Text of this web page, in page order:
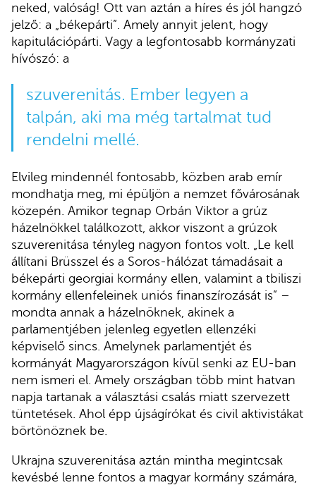
neked, valóság! Ott van aztán a híres és jól hangzó
jelző: a „békepárti”. Amely annyit jelent, hogy
kapitulációpárti. Vagy a legfontosabb kormányzati
hívószó: a
szuverenitás. Ember legyen a
talpán, aki ma még tartalmat tud
rendelni mellé.
Elvileg mindennél fontosabb, közben arab emír
mondhatja meg, mi épüljön a nemzet fővárosának
közepén. Amikor tegnap Orbán Viktor a grúz
házelnökkel találkozott, akkor viszont a grúzok
szuverenitása tényleg nagyon fontos volt. „Le kell
állítani Brüsszel és a Soros-hálózat támadásait a
békepárti georgiai kormány ellen, valamint a tbiliszi
kormány ellenfeleinek uniós finanszírozását is” –
mondta annak a házelnöknek, akinek a
parlamentjében jelenleg egyetlen ellenzéki
képviselő sincs. Amelynek parlamentjét és
kormányát Magyarországon kívül senki az EU-ban
nem ismeri el. Amely országban több mint hatvan
napja tartanak a választási csalás miatt szervezett
tüntetések. Ahol épp újságírókat és civil aktivistákat
börtönöznek be.
Ukrajna szuverenitása aztán mintha megintcsak
kevésbé lenne fontos a magyar kormány számára,